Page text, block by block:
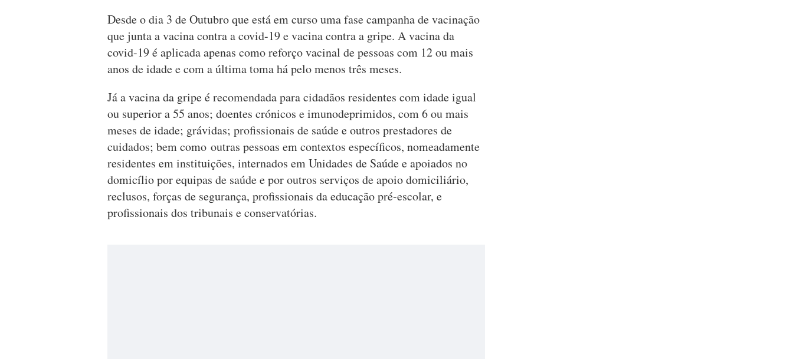
Desde o dia 3 de Outubro que está em curso uma fase campanha de vacinação
que junta a vacina contra a covid-19 e vacina contra a gripe. A vacina da
covid-19 é aplicada apenas como reforço vacinal de pessoas com 12 ou mais
anos de idade e com a última toma há pelo menos três meses.
Já a vacina da gripe é recomendada para cidadãos residentes com idade igual
ou superior a 55 anos; doentes crónicos e imunodeprimidos, com 6 ou mais
meses de idade; grávidas; profissionais de saúde e outros prestadores de
cuidados; bem como outras pessoas em contextos específicos, nomeadamente
residentes em instituições, internados em Unidades de Saúde e apoiados no
domicílio por equipas de saúde e por outros serviços de apoio domiciliário,
reclusos, forças de segurança, profissionais da educação pré-escolar, e
profissionais dos tribunais e conservatórias.